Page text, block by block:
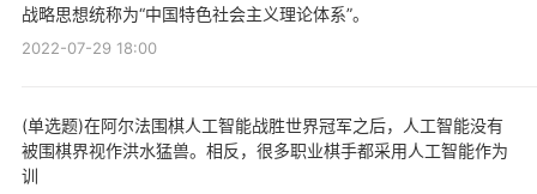
战略思想统称为“中国特色社会主义理论体系”。
2022-07-29 18:00
(单选题)在阿尔法围棋人工智能战胜世界冠军之后，人工智能没有
被围棋界视作洪水猛兽。相反，很多职业棋手都采用人工智能作为
训